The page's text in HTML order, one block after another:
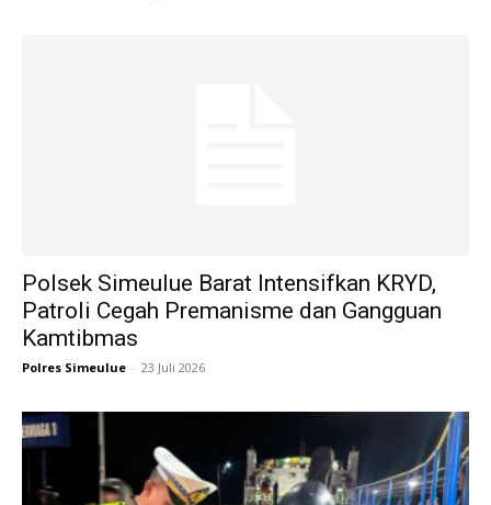
Polsek Simeulue Barat Intensifkan KRYD,
Patroli Cegah Premanisme dan Gangguan
Kamtibmas
Polres Simeulue - 23 Juli 2026